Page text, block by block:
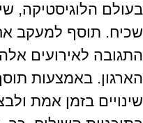
בעולם הלוגיסטיקה,
שכיח. תוסף למעקב
התגובה לאירועים
הארגון. באמצעות
שינויים בזמן אמת